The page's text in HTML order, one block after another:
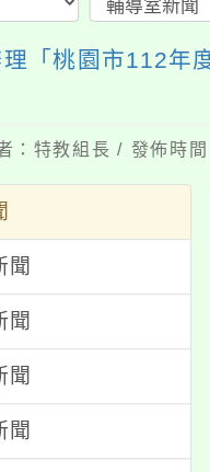
「桃園市112年
：特教組長 / 發佈時
聞
聞
聞
聞